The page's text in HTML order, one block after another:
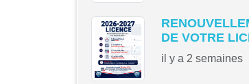
DE VOTRE
il y a 2 semaines